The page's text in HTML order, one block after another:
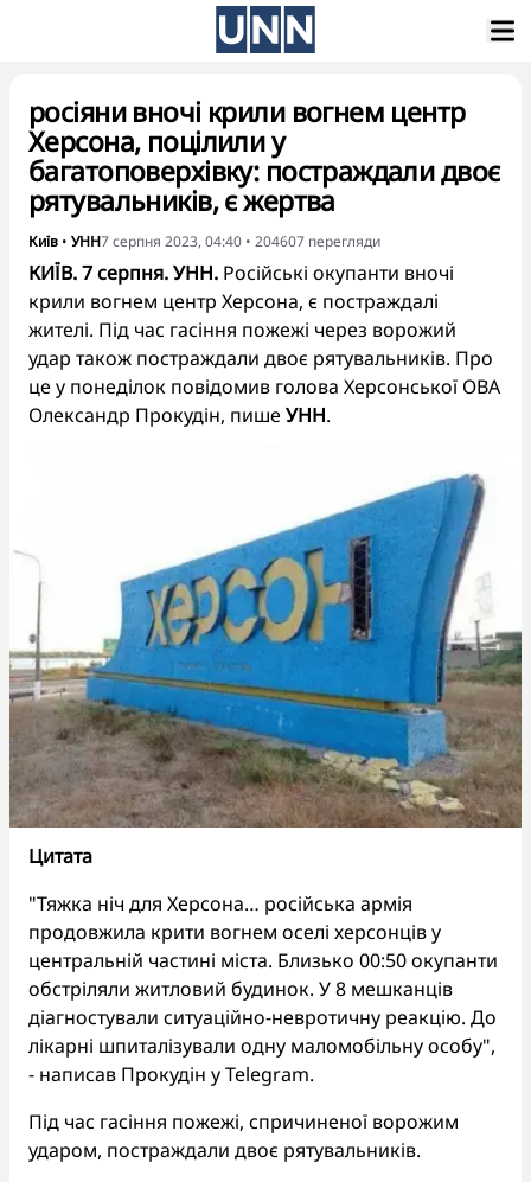
росіяни вночі крили вогнем центр
Херсона, поцілили у
багатоповерхівку: постраждали двоє
рятувальників, є жертва
Київ • УНН7 серпня 2023, 04:40 • 204607 перегляди
КИЇВ. 7 серпня. УНН. Російські окупанти вночі
крили вогнем центр Херсона, є постраждалі
жителі. Під час гасіння пожежі через ворожий
удар також постраждали двоє рятувальників. Про
це у понеділок повідомив голова Херсонської ОВА
Олександр Прокудін, пише УНН.
Цитата
"Тяжка ніч для Херсона… російська армія
продовжила крити вогнем оселі херсонців у
центральній частині міста. Близько 00:50 окупанти
обстріляли житловий будинок. У 8 мешканців
діагностували ситуаційно-невротичну реакцію. До
лікарні шпиталізували одну маломобільну особу",
- написав Прокудін у Telegram.
Під час гасіння пожежі, спричиненої ворожим
ударом, постраждали двоє рятувальників.